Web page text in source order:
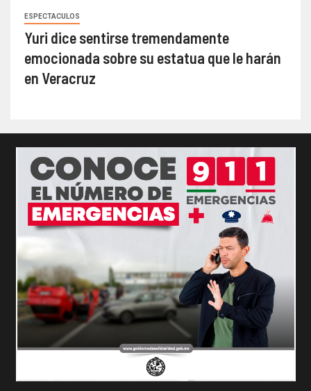
ESPECTACULOS
Yuri dice sentirse tremendamente
emocionada sobre su estatua que le harán
en Veracruz